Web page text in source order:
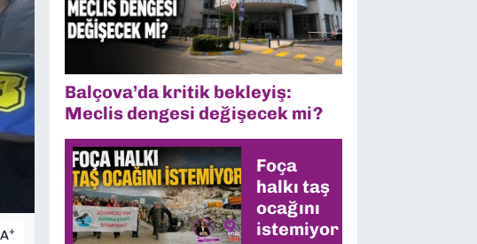
A+
Balçova’da kritik bekleyiş:
Meclis dengesi değişecek mi?
Foça
halkı taş
ocağını
istemiyor